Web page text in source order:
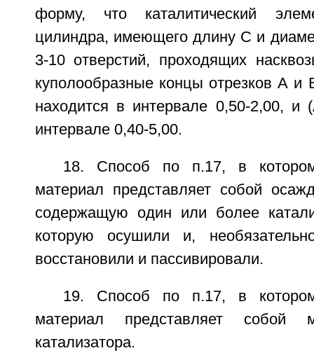
форму, что каталитический
цилиндра, имеющего длину С и
3-10 отверстий, проходящих
куполообразные концы отрезков А и
находится в интервале 0,50-2,00, и
интервале 0,40-5,00.
18. Способ по п.17, в
материал представляет собой
содержащую один или более
которую осушили и,
восстановили и пассивировали.
19. Способ по п.17, в
материал представляет собой
катализатора.